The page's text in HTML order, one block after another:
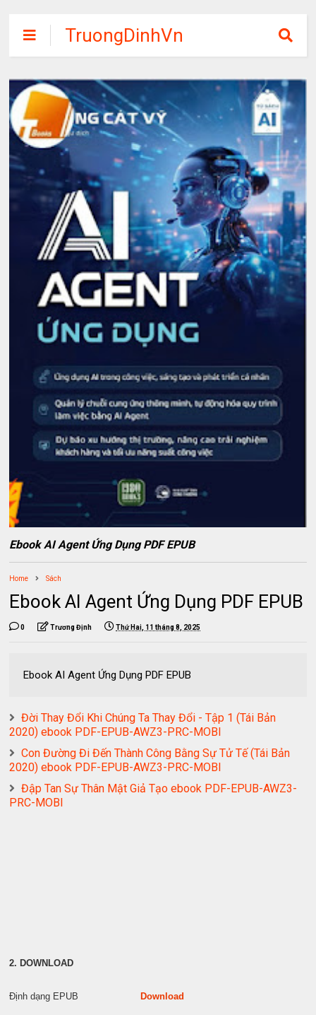
TruongDinhVn
Chia sẽ ebook,
các khóa học,
phần mềm học
tập miễn phí
Ebook AI Agent Ứng Dụng PDF EPUB
Home Sách
Ebook AI Agent Ứng Dụng PDF EPUB
0 Trương Định Thứ Hai, 11 tháng 8, 2025
Ebook AI Agent Ứng Dụng PDF EPUB
Đời Thay Đổi Khi Chúng Ta Thay Đổi - Tập 1 (Tái Bản
2020) ebook PDF-EPUB-AWZ3-PRC-MOBI
Con Đường Đi Đến Thành Công Bằng Sự Tử Tế (Tái Bản
2020) ebook PDF-EPUB-AWZ3-PRC-MOBI
Đập Tan Sự Thân Mật Giả Tạo ebook PDF-EPUB-AWZ3-
PRC-MOBI
2. DOWNLOAD
Định dạng EPUBDownload